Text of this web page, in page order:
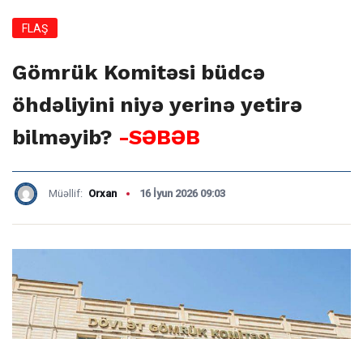
FLAŞ
Gömrük Komitəsi büdcə
öhdəliyini niyə yerinə yetirə
bilməyib? -SƏBƏB
Müəllif: Orxan 16 İyun 2026 09:03